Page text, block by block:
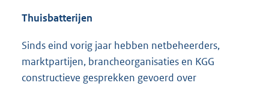
Thuisbatterijen
Sinds eind vorig jaar hebben netbeheerders,
marktpartijen, brancheorganisaties en KGG
constructieve gesprekken gevoerd over